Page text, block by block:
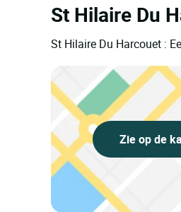
St Hilaire Du
St Hilaire Du Harcouet :
Zie op de